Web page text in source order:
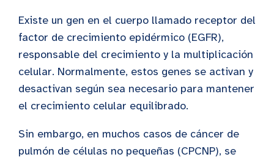
Existe un gen en el cuerpo llamado receptor del
factor de crecimiento epidérmico (EGFR),
responsable del crecimiento y la multiplicación
celular. Normalmente, estos genes se activan y
desactivan según sea necesario para mantener
el crecimiento celular equilibrado.
Sin embargo, en muchos casos de cáncer de
pulmón de células no pequeñas (CPCNP), se